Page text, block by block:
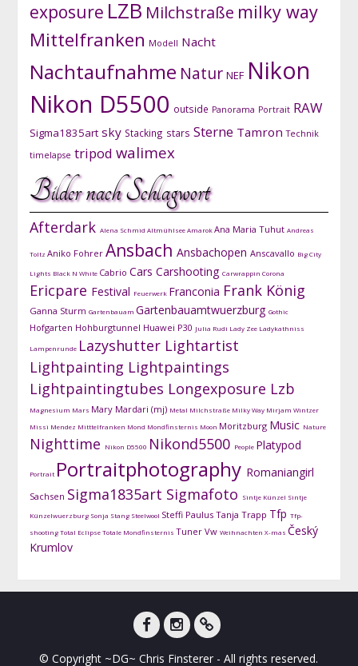
exposure LZB Milchstraße milky way
Mittelfranken Modell Nacht
Nachtaufnahme Natur NEF Nikon
Nikon D5500 outside Panorama Portrait RAW
Sigma1835art sky Stacking stars Sterne Tamron Technik
timelapse tripod walimex
Bilder nach Schlagwort
Afterdark Alena Schmid AltmühlseeAmarokAna Maria Tuhut Andreas
Toltz Aniko Fohrer Ansbach Ansbachopen Anscavallo Big City
Lights Black N White Cabrio Cars Carshooting Carwrappin Corona
Ericpare Festival Feuerwerk Franconia Frank König
Ganna Sturm Gartenbauam Gartenbauamtwuerzburg Gothic
Hofgarten Hohburgtunnel Huawei P30 Julia Rudi Lady Zee Ladykathniss
Lampenrunde Lazyshutter Lightartist
Lightpainting Lightpaintings
Lightpaintingtubes Longexposure Lzb
Magnesium Mars Mary Mardari (mj) Metal Milchstraße Milky Way Mirjam Wintzer
Missi Mendez Mitttelfranken Mond Mondfinsternis Moon Moritzburg Music Nature
Nighttime Nikon D5500 Nikond5500 People Platypod
Portrait Portraitphotography Romaniangirl
Sachsen Sigma1835art Sigmafoto Sintje Künzel Sintje
Künzelwuerzburg Sonja Stang Steelwool Steffi Paulus Tanja Trapp Tfp Tfp-
shootingTotal EclipseTotale Mondfinsternis Tuner Vw Weihnachten X-mas Český
Krumlov
© Copyright ~DG~ Chris Finsterer - All rights reserved.